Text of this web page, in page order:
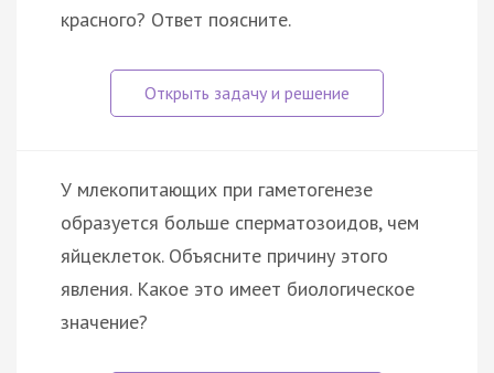
красного? Ответ поясните.
У млекопитающих при гаметогенезе
образуется больше сперматозоидов, чем
яйцеклеток. Объясните причину этого
явления. Какое это имеет биологическое
значение?